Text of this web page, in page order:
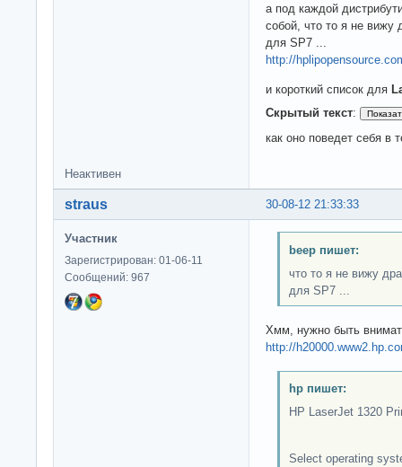
а под каждой
собой, что то я не вижу
для SP7 ...
http://
и короткий список для
Скрытый текст:
как оно поведет себя в
Неактивен
30-08-12 21:33:33
straus
Участник
Зарегистрирован: 01-06-11
Сообщений: 967
beep пишет:
что то я не вижу
для SP7 ...
Хмм, нужно быть
http://
hp пишет:
HP LaserJet 1320
Select operating